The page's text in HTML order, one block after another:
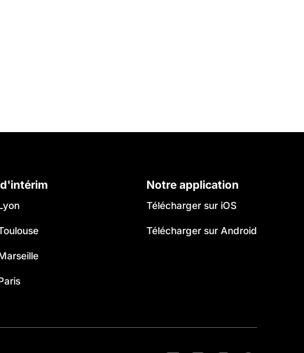
Notre application
Télécharger sur iOS
Télécharger sur Android